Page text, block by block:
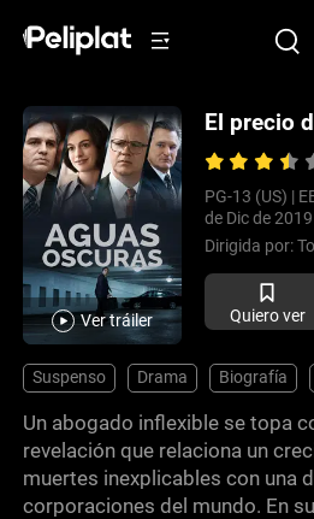
Ver tráiler
El precio
PG-13 (US) |
de Dic de 2019
Dirigida por:
Quiero ver
Suspenso Drama Biografía
Un abogado inflexible se topa
revelación que relaciona un
muertes inexplicables con una
corporaciones del mundo. En